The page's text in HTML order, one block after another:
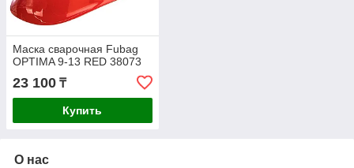
Маска сварочная Fubag
OPTIMA 9-13 RED 38073
23 100 ₸
Купить
О нас